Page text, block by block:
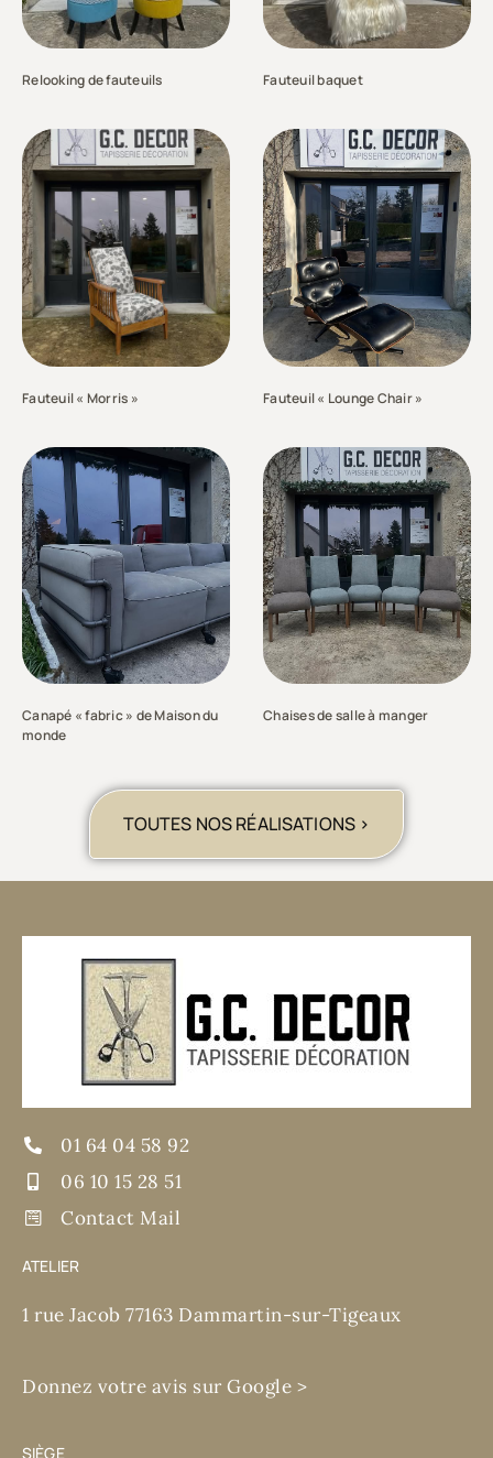
Relooking de fauteuils Fauteuil baquet
Fauteuil « Morris » Fauteuil « Lounge Chair »
Canapé « fabric » de Maison du
monde
Chaises de salle à manger
TOUTES NOS RÉALISATIONS >
01 64 04 58 92
06 10 15 28 51
Contact Mail
ATELIER
1 rue Jacob 77163 Dammartin-sur-Tigeaux
Donnez votre avis sur Google >
SIÈGE